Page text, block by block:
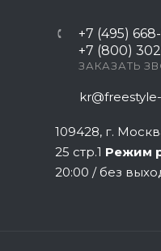
+7 (495)
+7 (800)
ЗАКАЗАТЬ
109428, г.
25 стр.1 Режим
20:00 / без